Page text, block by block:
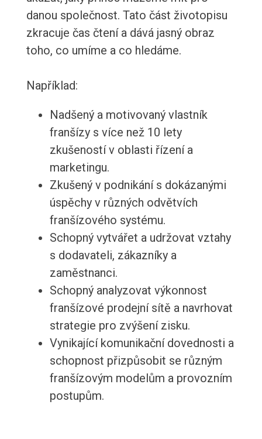
danou společnost. Tato část životopisu
zkracuje čas čtení a dává jasný obraz
toho, co umíme a co hledáme.
Například:
Nadšený a motivovaný vlastník
franšízy s více než 10 lety
zkušeností v oblasti řízení a
marketingu.
Zkušený v podnikání s dokázanými
úspěchy v různých odvětvích
franšízového systému.
Schopný vytvářet a udržovat vztahy
s dodavateli, zákazníky a
zaměstnanci.
Schopný analyzovat výkonnost
franšízové prodejní sítě a navrhovat
strategie pro zvýšení zisku.
Vynikající komunikační dovednosti a
schopnost přizpůsobit se různým
franšízovým modelům a provozním
postupům.